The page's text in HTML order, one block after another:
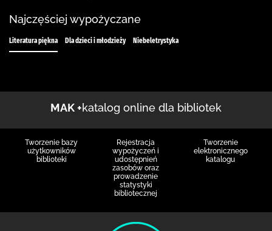
Najczęściej wypożyczane
Literatura piękna Dla dzieci i młodzieży Niebeletrystyka
MAK +katalog online dla bibliotek
Tworzenie bazy
użytkowników
biblioteki
Rejestracja
wypożyczeń i
udostępnień
zasobów oraz
prowadzenie
statystyki
bibliotecznej
Tworzenie
elektronicznego
katalogu